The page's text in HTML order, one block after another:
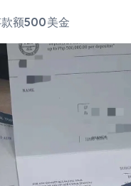
额500美金